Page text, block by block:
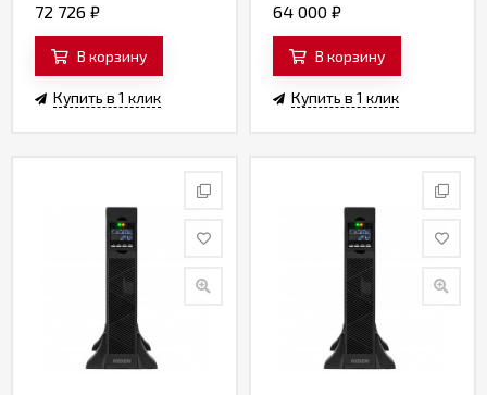
72 726 ₽
В корзину
Купить в 1 клик
64 000 ₽
В корзину
Купить в 1 клик